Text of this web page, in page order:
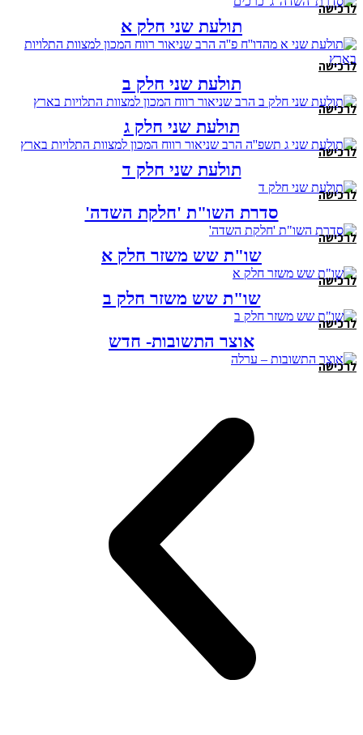
לרכישה
תולעת שני חלק א
לרכישה
תולעת שני חלק ב
לרכישה
תולעת שני חלק ג
לרכישה
תולעת שני חלק ד
לרכישה
סדרת השו"ת 'חלקת השדה'
לרכישה
שו"ת שש משזר חלק א
לרכישה
שו"ת שש משזר חלק ב
לרכישה
אוצר התשובות- חדש
לרכישה